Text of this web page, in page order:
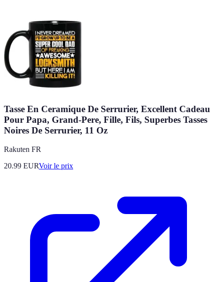
Tasse En Ceramique De Serrurier, Excellent Cadeau
Pour Papa, Grand-Pere, Fille, Fils, Superbes Tasses
Noires De Serrurier, 11 Oz
Rakuten FR
20.99 EURVoir le prix